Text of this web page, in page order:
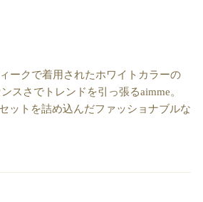
ークで着用されたホワイトカラーの
スさでトレンドを引っ張るaimme。
ットを詰め込んだファッショナブルな